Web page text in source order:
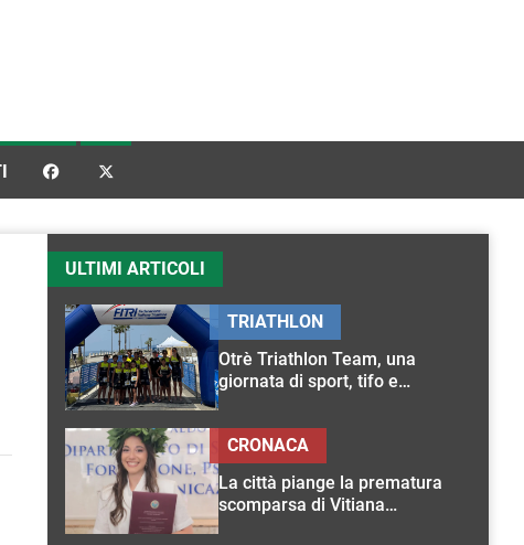
 
ULTIMI ARTICOLI
Otrè Triathlon Team, una
giornata di sport, tifo e
TRIATHLON
La città piange la prematura
scomparsa di Vitiana
CRONACA